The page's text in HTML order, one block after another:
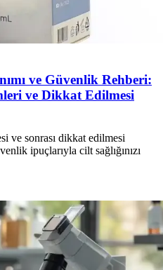
ve Güvenlik Rehberi:
ve Dikkat Edilmesi
ve sonrası dikkat edilmesi
ipuçlarıyla cilt sağlığınızı